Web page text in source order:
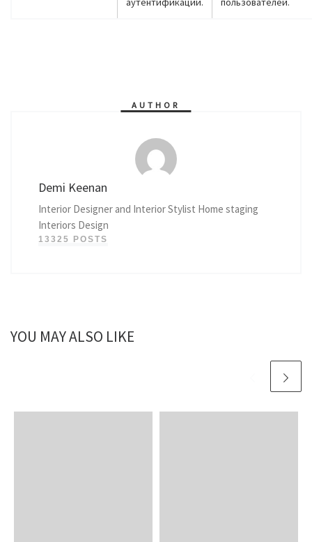
AUTHOR
Demi Keenan
Interior Designer and Interior Stylist Home staging
Interiors Design
13325 POSTS
YOU MAY ALSO LIKE